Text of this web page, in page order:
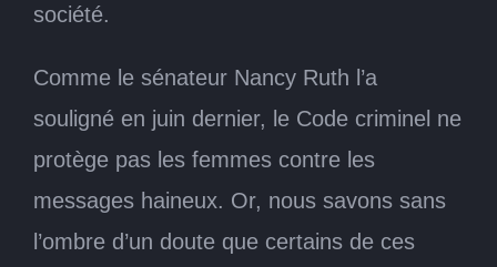
société.
Comme le sénateur Nancy Ruth l’a
souligné en juin dernier, le Code criminel ne
protège pas les femmes contre les
messages haineux. Or, nous savons sans
l’ombre d’un doute que certains de ces